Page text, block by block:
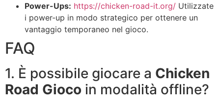
Power-Ups: https://chicken-road-it.org/ Utilizzate
i power-up in modo strategico per ottenere un
vantaggio temporaneo nel gioco.
FAQ
1. È possibile giocare a Chicken
Road Gioco in modalità offline?